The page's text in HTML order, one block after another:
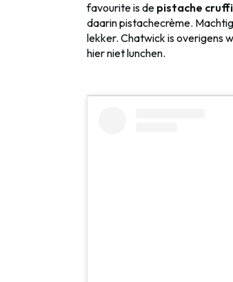
favourite is de pistache
daarin pistachecrème.
lekker. Chatwick is overigens
hier niet lunchen.